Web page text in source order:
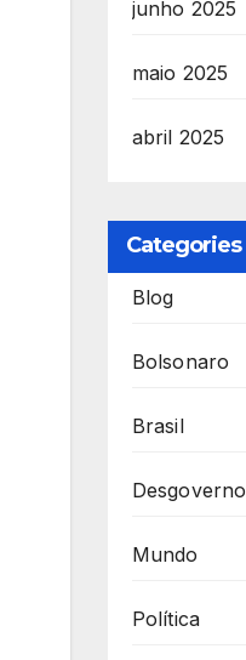
junho 2025
maio 2025
abril 2025
Categories
Blog
Bolsonaro
Brasil
Desgoverno
Mundo
Política